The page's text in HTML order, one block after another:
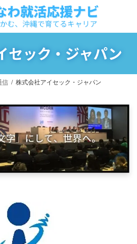
セック・ジャパン
信 株式会社アイセック・ジャパン